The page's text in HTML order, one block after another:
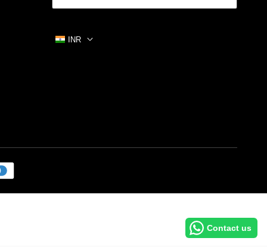
INR
Contact us